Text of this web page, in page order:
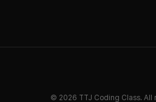
© 2026 TTJ Coding Class. All